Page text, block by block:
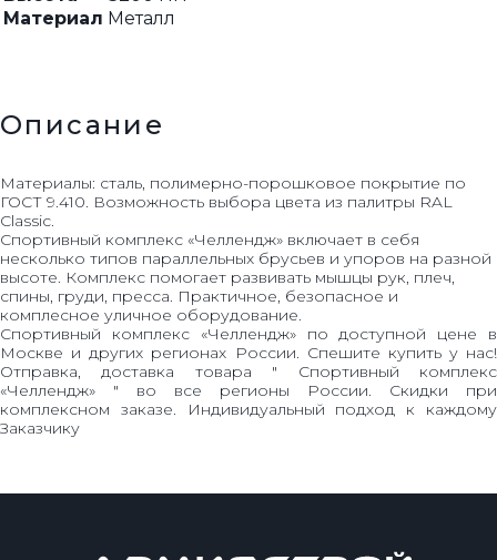
Материал Металл
Описание
Материалы: сталь, полимерно-порошковое покрытие по
ГОСТ 9.410. Возможность выбора цвета из палитры RAL
Classic.
Спортивный комплекс «Челлендж» включает в себя
несколько типов параллельных брусьев и упоров на разной
высоте. Комплекс помогает развивать мышцы рук, плеч,
спины, груди, пресса. Практичное, безопасное и
комплеcное уличное оборудование.
Спортивный комплекс «Челлендж» по доступной цене в
Москве и других регионах России. Спешите купить у нас!
Отправка, доставка товара " Спортивный комплекс
«Челлендж» " во все регионы России. Скидки при
комплексном заказе. Индивидуальный подход к каждому
Заказчику